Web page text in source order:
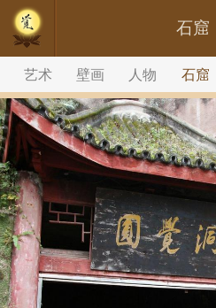
石窟
艺术 壁画 人物 石窟